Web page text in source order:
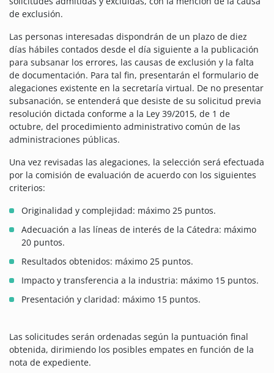
de exclusión.
Las personas interesadas dispondrán de un plazo de diez
días hábiles contados desde el día siguiente a la publicación
para subsanar los errores, las causas de exclusión y la falta
de documentación. Para tal fin, presentarán el formulario de
alegaciones existente en la secretaría virtual. De no presentar
subsanación, se entenderá que desiste de su solicitud previa
resolución dictada conforme a la Ley 39/2015, de 1 de
octubre, del procedimiento administrativo común de las
administraciones públicas.
Una vez revisadas las alegaciones, la selección será efectuada
por la comisión de evaluación de acuerdo con los siguientes
criterios:
Originalidad y complejidad: máximo 25 puntos.
Adecuación a las líneas de interés de la Cátedra: máximo
20 puntos.
Resultados obtenidos: máximo 25 puntos.
Impacto y transferencia a la industria: máximo 15 puntos.
Presentación y claridad: máximo 15 puntos.
Las solicitudes serán ordenadas según la puntuación final
obtenida, dirimiendo los posibles empates en función de la
nota de expediente.